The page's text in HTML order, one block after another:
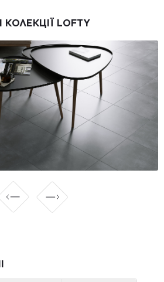
LOFTY